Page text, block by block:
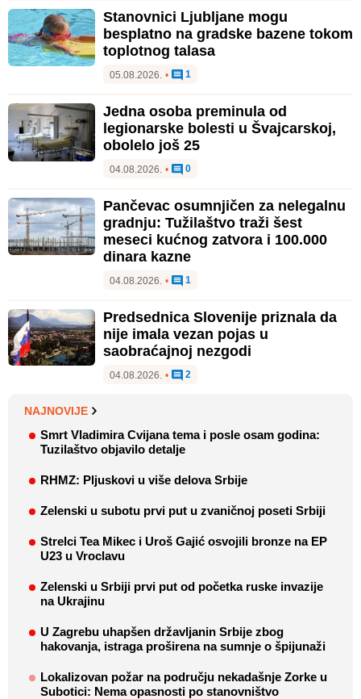
Stanovnici Ljubljane mogu
besplatno na gradske bazene tokom
toplotnog talasa
05.08.2026. • 1
Jedna osoba preminula od
legionarske bolesti u Švajcarskoj,
obolelo još 25
04.08.2026. • 0
Pančevac osumnjičen za nelegalnu
gradnju: Tužilaštvo traži šest
meseci kućnog zatvora i 100.000
dinara kazne
04.08.2026. • 1
Predsednica Slovenije priznala da
nije imala vezan pojas u
saobraćajnoj nezgodi
04.08.2026. • 2
NAJNOVIJE
Smrt Vladimira Cvijana tema i posle osam godina:
Tuzilaštvo objavilo detalje
RHMZ: Pljuskovi u više delova Srbije
Zelenski u subotu prvi put u zvaničnoj poseti Srbiji
Strelci Tea Mikec i Uroš Gajić osvojili bronze na EP
U23 u Vroclavu
Zelenski u Srbiji prvi put od početka ruske invazije
na Ukrajinu
U Zagrebu uhapšen državljanin Srbije zbog
hakovanja, istraga proširena na sumnje o špijunaži
Lokalizovan požar na području nekadašnje Zorke u
Subotici: Nema opasnosti po stanovništvo